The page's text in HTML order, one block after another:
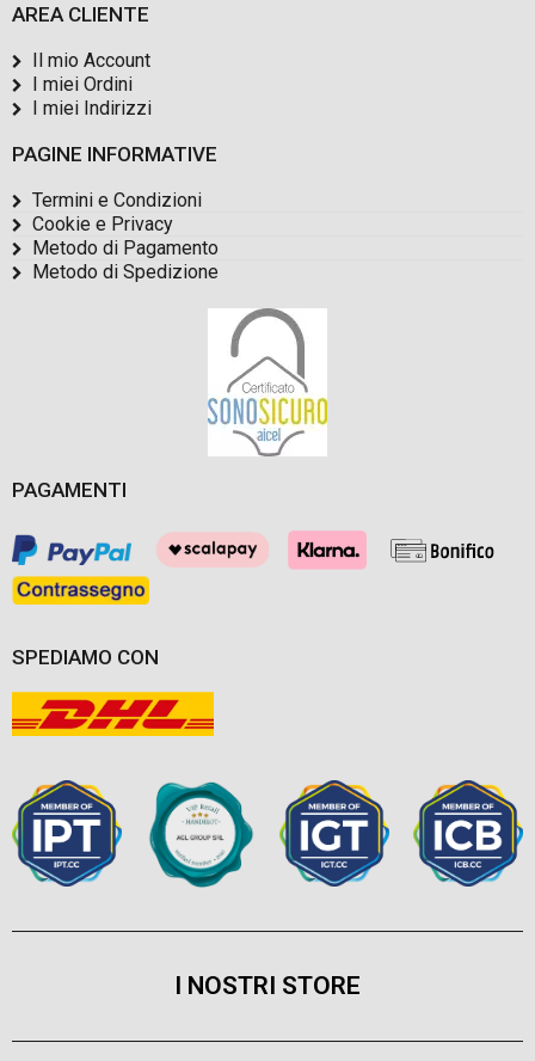
AREA CLIENTE
Il mio Account
I miei Ordini
I miei Indirizzi
PAGINE INFORMATIVE
Termini e Condizioni
Cookie e Privacy
Metodo di Pagamento
Metodo di Spedizione
PAGAMENTI
SPEDIAMO CON
I NOSTRI STORE